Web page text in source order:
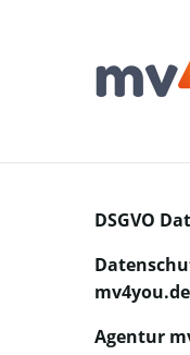
DSGVO
mv4you.de
Agentur